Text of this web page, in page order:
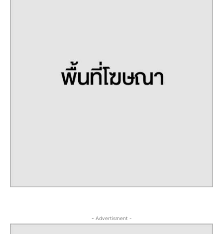
- Advertisment -